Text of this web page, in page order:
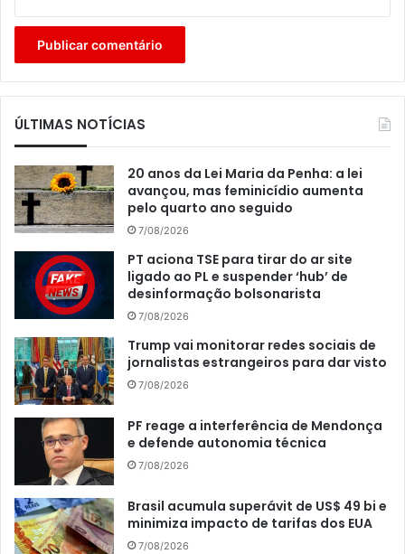
ÚLTIMAS NOTÍCIAS
20 anos da Lei Maria da Penha: a lei
avançou, mas feminicídio aumenta
pelo quarto ano seguido
7/08/2026
PT aciona TSE para tirar do ar site
ligado ao PL e suspender ‘hub’ de
desinformação bolsonarista
7/08/2026
Trump vai monitorar redes sociais de
jornalistas estrangeiros para dar visto
7/08/2026
PF reage a interferência de Mendonça
e defende autonomia técnica
7/08/2026
Brasil acumula superávit de US$ 49 bi e
minimiza impacto de tarifas dos EUA
7/08/2026